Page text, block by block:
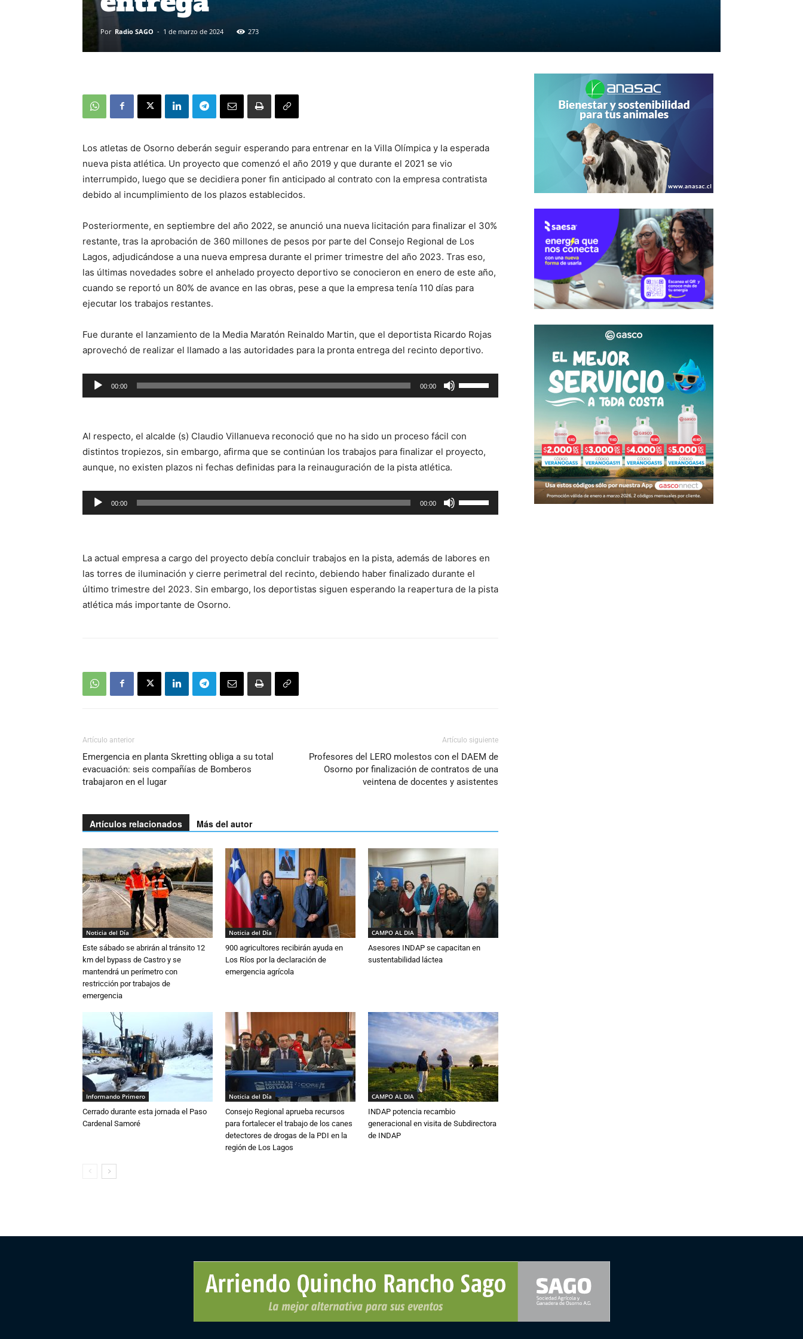
Por Radio SAGO - 1 de marzo de 2024 273
Los atletas de Osorno deberán seguir esperando para entrenar en la Villa Olímpica y la esperada
nueva pista atlética. Un proyecto que comenzó el año 2019 y que durante el 2021 se vio
interrumpido, luego que se decidiera poner fin anticipado al contrato con la empresa contratista
debido al incumplimiento de los plazos establecidos.
Posteriormente, en septiembre del año 2022, se anunció una nueva licitación para finalizar el 30%
restante, tras la aprobación de 360 millones de pesos por parte del Consejo Regional de Los
Lagos, adjudicándose a una nueva empresa durante el primer trimestre del año 2023. Tras eso,
las últimas novedades sobre el anhelado proyecto deportivo se conocieron en enero de este año,
cuando se reportó un 80% de avance en las obras, pese a que la empresa tenía 110 días para
ejecutar los trabajos restantes.
Fue durante el lanzamiento de la Media Maratón Reinaldo Martin, que el deportista Ricardo Rojas
aprovechó de realizar el llamado a las autoridades para la pronta entrega del recinto deportivo.
Reproductor
de
00:00 00:00
las
flecha
arriba/abajo
aumentar
o
Al respecto, el alcalde (s) Claudio Villanueva reconoció que no ha sido un proceso fácil con
distintos tropiezos, sin embargo, afirma que se continúan los trabajos para finalizar el proyecto,
aunque, no existen plazos ni fechas definidas para la reinauguración de la pista atlética.
Reproductor
de
00:00 00:00
las
flecha
arriba/abajo
para
La actual empresa a cargo del proyecto debía concluir trabajos en la pista, además de labores en
las torres de iluminación y cierre perimetral del recinto, debiendo haber finalizado durante el
último trimestre del 2023. Sin embargo, los deportistas siguen esperando la reapertura de la pista
atlética más importante de Osorno.
Artículo anterior
Emergencia en planta Skretting obliga a su total
evacuación: seis compañías de Bomberos
trabajaron en el lugar
Artículo siguiente
Profesores del LERO molestos con el DAEM de
Osorno por finalización de contratos de una
veintena de docentes y asistentes
Artículos relacionados Más del autor
Noticia del Día
Este sábado se abrirán al tránsito 12
km del bypass de Castro y se
mantendrá un perímetro con
restricción por trabajos de
emergencia
Noticia del Día
900 agricultores recibirán ayuda en
Los Ríos por la declaración de
emergencia agrícola
CAMPO AL DIA
Asesores INDAP se capacitan en
sustentabilidad láctea
Informando Primero
Cerrado durante esta jornada el Paso
Cardenal Samoré
Noticia del Día
Consejo Regional aprueba recursos
para fortalecer el trabajo de los canes
detectores de drogas de la PDI en la
región de Los Lagos
CAMPO AL DIA
INDAP potencia recambio
generacional en visita de Subdirectora
de INDAP